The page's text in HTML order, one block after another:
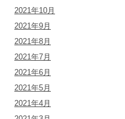
2021年10月
2021年9月
2021年8月
2021年7月
2021年6月
2021年5月
2021年4月